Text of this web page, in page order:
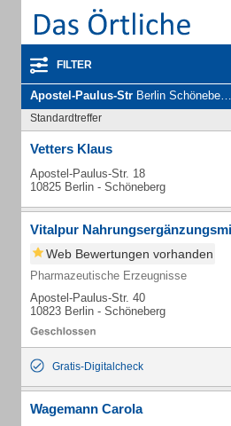
FILTER
Apostel-Paulus-Str Berlin Schöneberg - Unternehmen und Personen
Standardtreffer
Vetters Klaus
Apostel-Paulus-Str. 18
10825 Berlin - Schöneberg
Vitalpur
Web Bewertungen vorhanden
Pharmazeutische Erzeugnisse
Apostel-Paulus-Str. 40
10823 Berlin - Schöneberg
Gratis-Digitalcheck
Wagemann Carola